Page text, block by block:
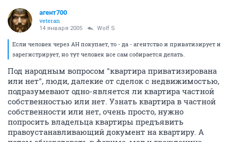
агент700
veteran
14 января 2005 Wolf S
Если человек через АН покупает, то - да - агентство и приватизирует и
зарегистрирует, но тут человек все сам собирается делать.
Под народным вопросом "квартира приватизирована
или нет", люди, далекие от сделок с недвижимостью,
подразумевают одно-является ли квартира частной
собственностью или нет. Узнать квартира в частной
собственности или нет, очень просто, нужно
попросить владельца квартиры предъявить
правоустанавливающий документ на квартиру. А